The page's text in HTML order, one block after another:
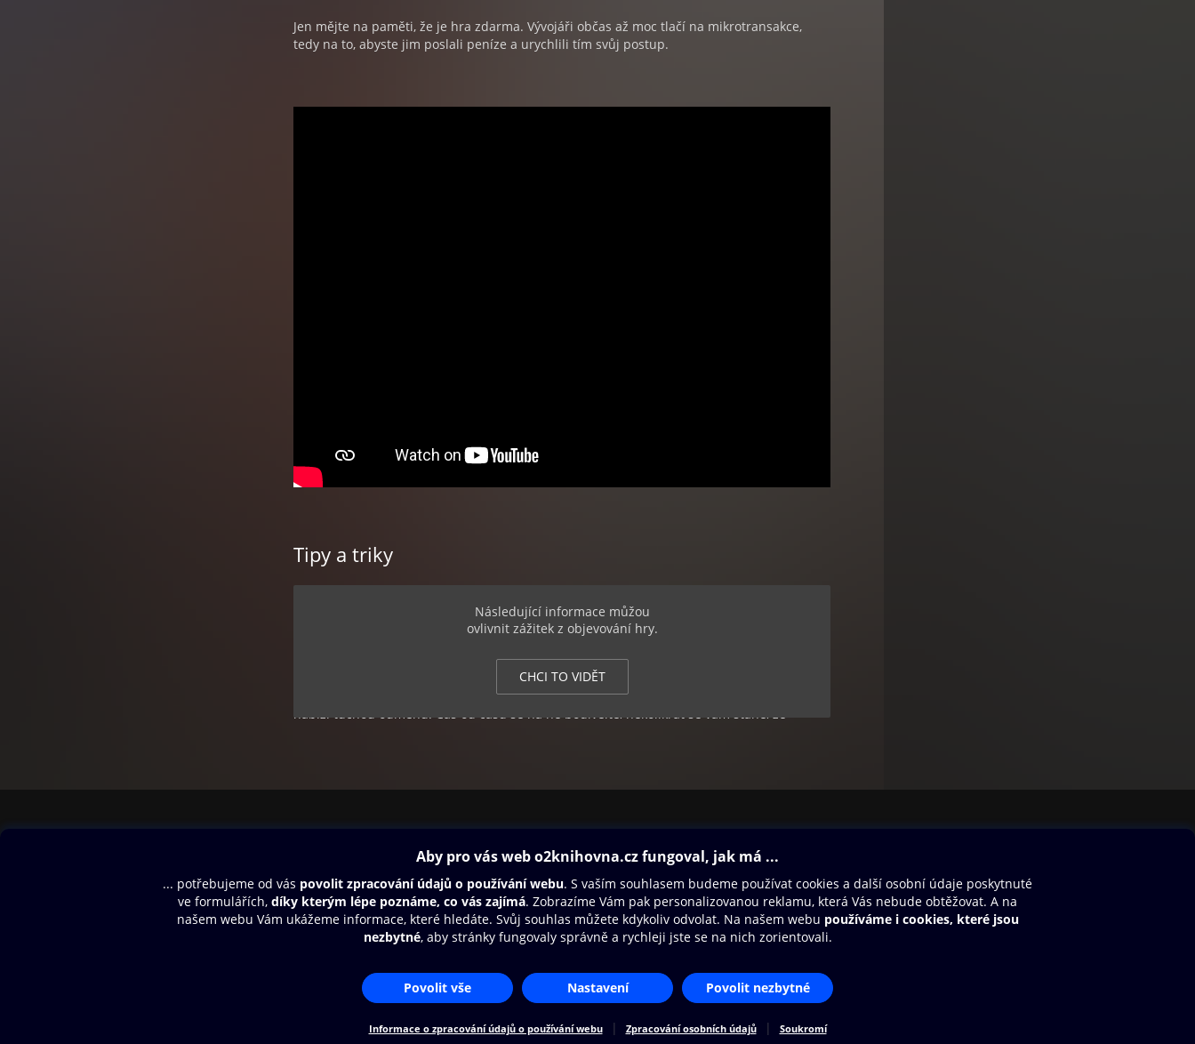
Jen mějte na paměti, že je hra zdarma. Vývojáři občas až moc tlačí na mikrotransakce,
tedy na to, abyste jim poslali peníze a urychlili tím svůj postup.
Tipy a triky
každých dvou úspěšných nájezdech otevřít bednu, která vám dá zajímavé předměty.
Na hlavní stránce vašeho domova je hromada úkolů, které jsou snadné na splnění a
nabízí tučnou odměnu. Čas od času se na ně podívejte, několikrát se vám stane, že
Následující informace můžou
ovlivnit zážitek z objevování hry.
CHCI TO VIDĚT
Aplikace a hry
SMS/MMS Info
Blog
Dárkový poukaz
Nápověda
Napište nám
Oneplay Originály
Sport
Nákupní řád Přístupnost Zásady zpracování osobních údajů Cookies Nastavení cookies